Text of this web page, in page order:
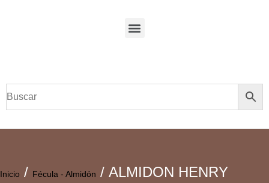
Inicio / Fécula - Almidón / ALMIDON HENRY